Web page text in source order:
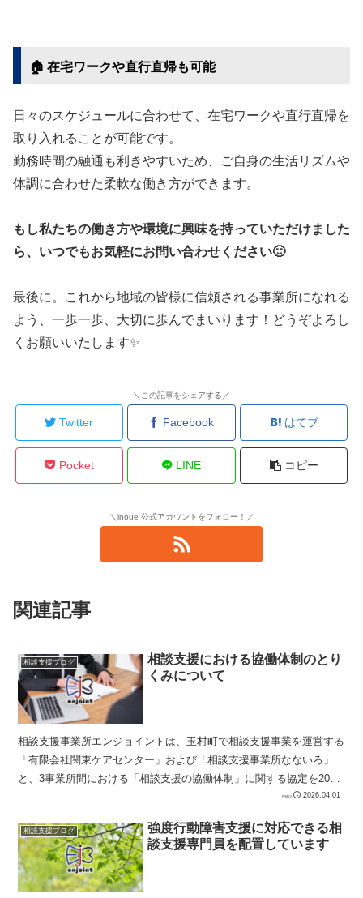
​🏠 在宅ワークや直行直帰も可能
日々のスケジュールに合わせて、在宅ワークや直行直帰を
取り入れることが可能です。
勤務時間の融通も利きやすいため、ご自身の生活リズムや
体調に合わせた柔軟な働き方ができます。
もし私たちの働き方や環境に興味を持っていただけました
ら、いつでもお気軽にお問い合わせください🙂
​最後に。これから地域の皆様に信頼される事業所になれる
よう、一歩一歩、大切に歩んでまいります！どうぞよろし
くお願いいたします✨
＼この記事をシェアする／
Twitter Facebook はてブ
Pocket LINE コピー
＼inoue 公式アカウントをフォロー！／
関連記事
相談支援ブログ
相談支援における協働体制のとり
くみについて
相談支援事業所エンジョイントは、玉村町で相談支援事業を運営する
「有限会社関東ケアセンター」および「相談支援事業所なないろ」
と、3事業所間における「相談支援の協働体制」に関する協定を2026
2026.04.01
相談支援ブログ
強度行動障害支援に対応できる相
談支援専門員を配置しています